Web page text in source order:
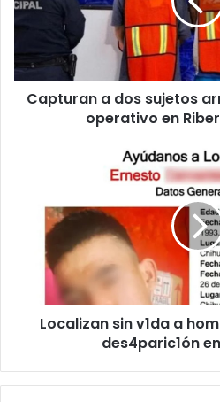
arm4d0s
con
en
operativo
Capturan a dos sujetos
operativo en
hombre
reporte
des4paric1ón
Localizan sin v1da a
des4paric1ón